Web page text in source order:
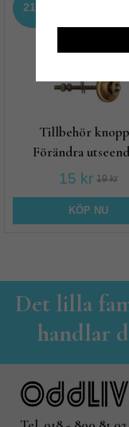
21%
Tillbehör
Förändra
15 kr 19 kr
KÖP NU
Det lilla
handlar